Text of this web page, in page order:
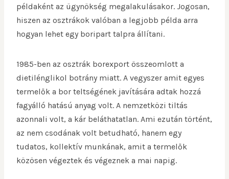
példaként az ügynökség megalakulásakor. Jogosan,
hiszen az osztrákok valóban a legjobb példa arra
hogyan lehet egy boripart talpra állítani.
1985-ben az osztrák borexport összeomlott a
dietilénglikol botrány miatt. A vegyszer amit egyes
termelők a bor teltségének javítására adtak hozzá
fagyálló hatású anyag volt. A nemzetközi tiltás
azonnali volt, a kár beláthatatlan. Ami ezután történt,
az nem csodának volt betudható, hanem egy
tudatos, kollektív munkának, amit a termelők
közösen végeztek és végeznek a mai napig.